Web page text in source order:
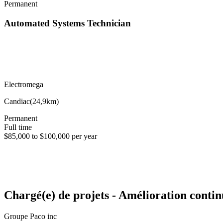
Permanent
Automated Systems Technician
Electromega
Candiac(24,9km)
Permanent
Full time
$85,000 to $100,000 per year
Chargé(e) de projets - Amélioration
Groupe Paco inc